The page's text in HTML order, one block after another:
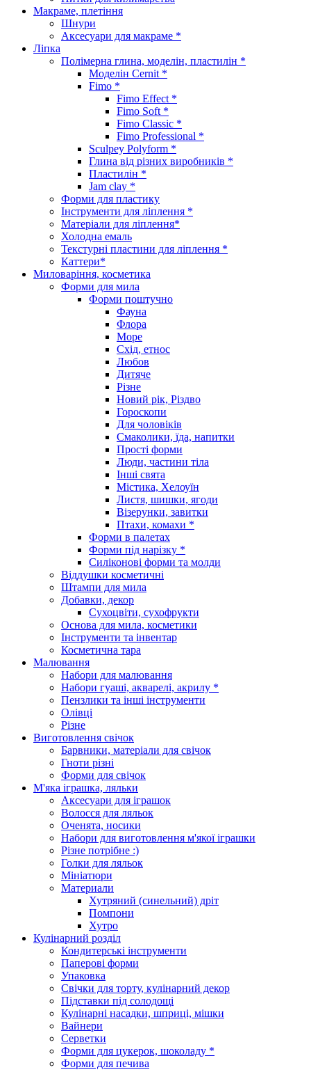
Макраме, плетіння
Шнури
Аксесуари для макраме *
Ліпка
Полімерна глина, моделін, пластилін *
Моделін Cernit *
Fimo *
Fimo Effect *
Fimo Soft *
Fimo Classic *
Fimo Professional *
Sculpey Polyform *
Глина від різних виробників *
Пластилін *
Jam clay *
Форми для пластику
Інструменти для ліплення *
Матеріали для ліплення*
Холодна емаль
Текстурні пластини для ліплення *
Каттери*
Миловаріння, косметика
Форми для мила
Форми поштучно
Фауна
Флора
Море
Схід, етнос
Любов
Дитяче
Різне
Новий рік, Різдво
Гороскопи
Для чоловіків
Смаколики, їда, напитки
Прості форми
Люди, частини тіла
Інші свята
Містика, Хелоуїн
Листя, шишки, ягоди
Візерунки, завитки
Птахи, комахи *
Форми в палетах
Форми під нарізку *
Силіконові форми та молди
Віддушки косметичні
Штампи для мила
Добавки, декор
Сухоцвіти, сухофрукти
Основа для мила, косметики
Інструменти та інвентар
Косметична тара
Малювання
Набори для малювання
Набори гуаші, акварелі, акрилу *
Пензлики та інші інструменти
Олівці
Різне
Виготовлення свічок
Барвники, матеріали для свічок
Гноти різні
Форми для свічок
М'яка іграшка, ляльки
Аксесуари для іграшок
Волосся для ляльок
Оченята, носики
Набори для виготовлення м'якої іграшки
Різне потрібне :)
Голки для ляльок
Мініатюри
Материали
Хутряний (синельний) дріт
Помпони
Хутро
Кулінарний розділ
Кондитерські інструменти
Паперові форми
Упаковка
Свічки для торту, кулінарний декор
Підставки під солодощі
Кулінарні насадки, шприці, мішки
Вайнери
Серветки
Форми для цукерок, шоколаду *
Форми для печива